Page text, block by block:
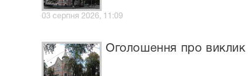
03 серпня 2026, 11:09
Оголошення про